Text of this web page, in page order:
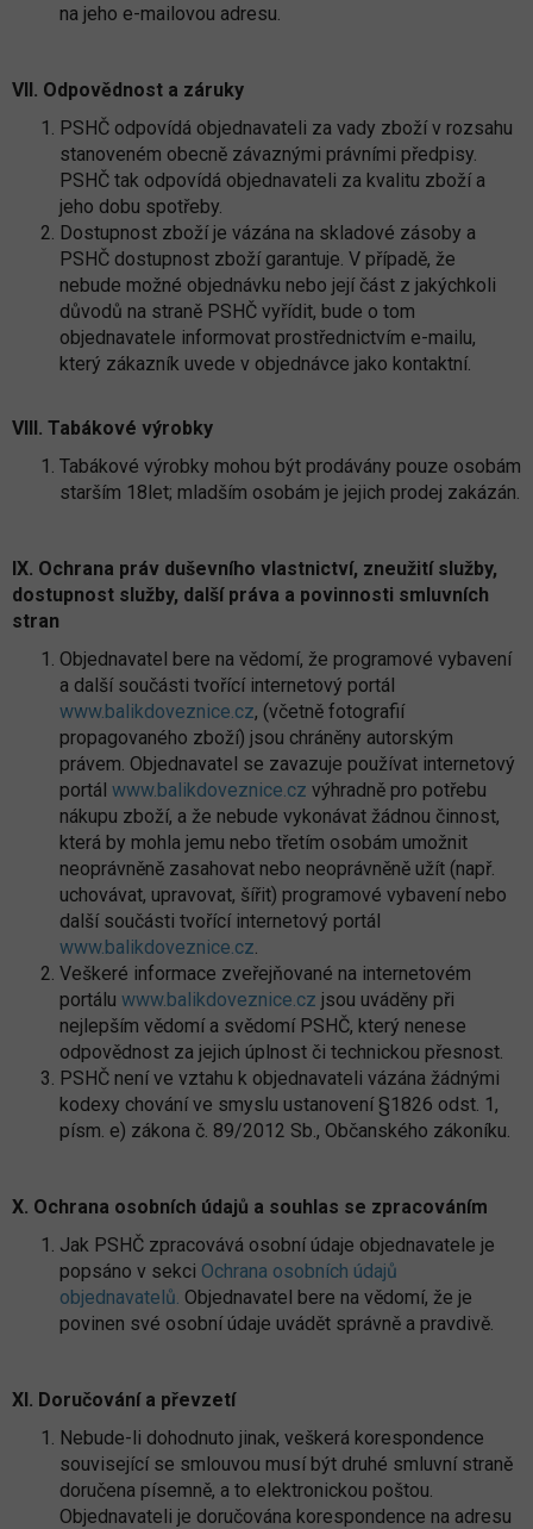
na jeho e-mailovou adresu.
VII. Odpovědnost a záruky
PSHČ odpovídá objednavateli za vady zboží v rozsahu
stanoveném obecně závaznými právními předpisy.
PSHČ tak odpovídá objednavateli za kvalitu zboží a
jeho dobu spotřeby.
Dostupnost zboží je vázána na skladové zásoby a
PSHČ dostupnost zboží garantuje. V případě, že
nebude možné objednávku nebo její část z jakýchkoli
důvodů na straně PSHČ vyřídit, bude o tom
objednavatele informovat prostřednictvím e-mailu,
který zákazník uvede v objednávce jako kontaktní.
VIII. Tabákové výrobky
Tabákové výrobky mohou být prodávány pouze osobám
starším 18let; mladším osobám je jejich prodej zakázán.
IX. Ochrana práv duševního vlastnictví, zneužití služby,
dostupnost služby, další práva a povinnosti smluvních
stran
Objednavatel bere na vědomí, že programové vybavení
a další součásti tvořící internetový portál
www.balikdoveznice.cz, (včetně fotografií
propagovaného zboží) jsou chráněny autorským
právem. Objednavatel se zavazuje používat internetový
portál www.balikdoveznice.cz výhradně pro potřebu
nákupu zboží, a že nebude vykonávat žádnou činnost,
která by mohla jemu nebo třetím osobám umožnit
neoprávněně zasahovat nebo neoprávněně užít (např.
uchovávat, upravovat, šířit) programové vybavení nebo
další součásti tvořící internetový portál
www.balikdoveznice.cz.
Veškeré informace zveřejňované na internetovém
portálu www.balikdoveznice.cz jsou uváděny při
nejlepším vědomí a svědomí PSHČ, který nenese
odpovědnost za jejich úplnost či technickou přesnost.
PSHČ není ve vztahu k objednavateli vázána žádnými
kodexy chování ve smyslu ustanovení §1826 odst. 1,
písm. e) zákona č. 89/2012 Sb., Občanského zákoníku.
X. Ochrana osobních údajů a souhlas se zpracováním
Jak PSHČ zpracovává osobní údaje objednavatele je
popsáno v sekci Ochrana osobních údajů
objednavatelů. Objednavatel bere na vědomí, že je
povinen své osobní údaje uvádět správně a pravdivě.
XI. Doručování a převzetí
Nebude-li dohodnuto jinak, veškerá korespondence
související se smlouvou musí být druhé smluvní straně
doručena písemně, a to elektronickou poštou.
Objednavateli je doručována korespondence na adresu